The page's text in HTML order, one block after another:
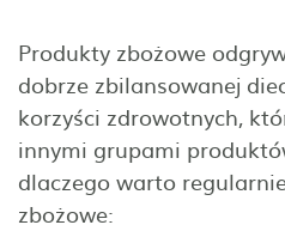
Produkty zbożowe
dobrze zbilansowanej
korzyści zdrowotnych,
innymi grupami
dlaczego warto
zbożowe: